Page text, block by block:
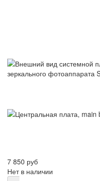
7 850 руб
Нет в наличии